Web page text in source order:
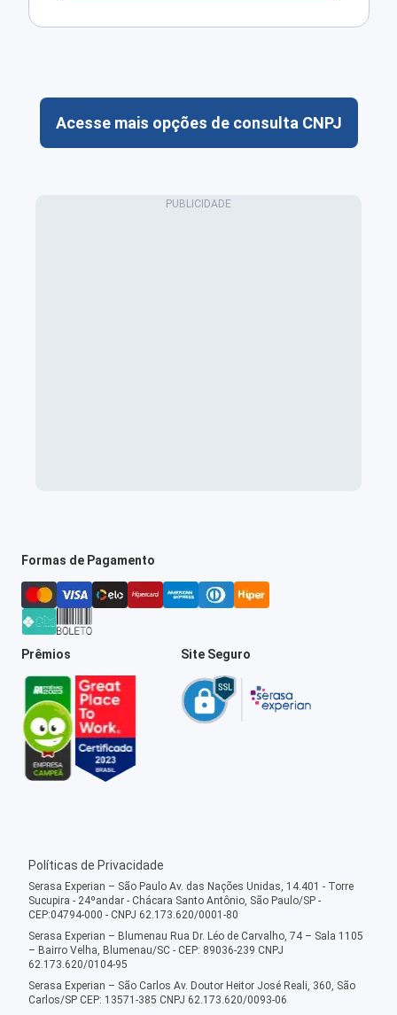
Acesse mais opções de consulta CNPJ
Formas de Pagamento
Prêmios Site Seguro
Políticas de Privacidade
Serasa Experian – São Paulo Av. das Nações Unidas, 14.401 - Torre
Sucupira - 24ºandar - Chácara Santo Antônio, São Paulo/SP -
CEP:04794-000 - CNPJ 62.173.620/0001-80
Serasa Experian – Blumenau Rua Dr. Léo de Carvalho, 74 – Sala 1105
– Bairro Velha, Blumenau/SC - CEP: 89036-239 CNPJ
62.173.620/0104-95
Serasa Experian – São Carlos Av. Doutor Heitor José Reali, 360, São
Carlos/SP CEP: 13571-385 CNPJ 62.173.620/0093-06